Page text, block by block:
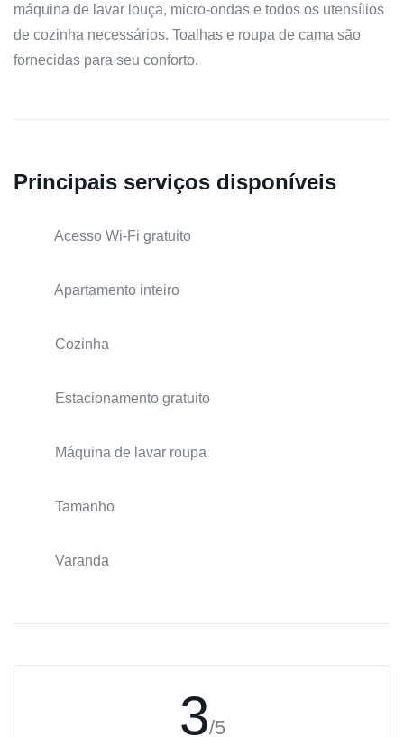
máquina de lavar louça, micro-ondas e todos os utensílios
de cozinha necessários. Toalhas e roupa de cama são
fornecidas para seu conforto.
Principais serviços disponíveis
Acesso Wi-Fi gratuito
Apartamento inteiro
Cozinha
Estacionamento gratuito
Máquina de lavar roupa
Tamanho
Varanda
3/5